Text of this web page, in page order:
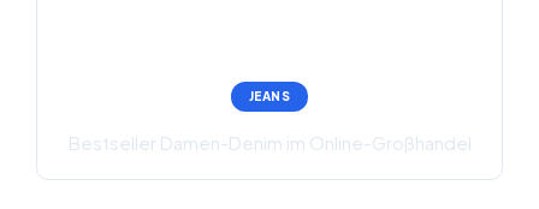
JEANS
Bestseller Damen-Denim im Online-Großhandel